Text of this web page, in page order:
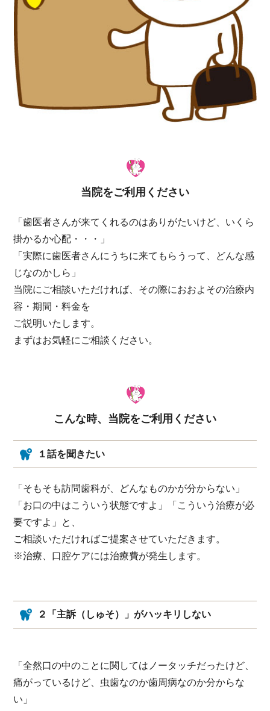
当院をご利用ください
「歯医者さんが来てくれるのはありがたいけど、いくら
掛かるか心配・・・」
「実際に歯医者さんにうちに来てもらうって、どんな感
じなのかしら」
当院にご相談いただければ、その際におおよその治療内
容・期間・料金を
ご説明いたします。
まずはお気軽にご相談ください。
こんな時、当院をご利用ください
１話を聞きたい
「そもそも訪問歯科が、どんなものかが分からない」
「お口の中はこういう状態ですよ」「こういう治療が必
要ですよ」と、
ご相談いただければご提案させていただきます。
※治療、口腔ケアには治療費が発生します。
２「主訴（しゅそ）」がハッキリしない
「全然口の中のことに関してはノータッチだったけど、
痛がっているけど、虫歯なのか歯周病なのか分からな
い」